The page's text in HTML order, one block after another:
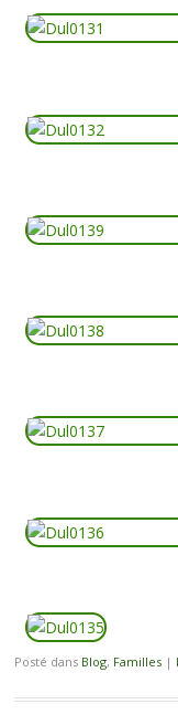
Posté dans Blog, Familles |